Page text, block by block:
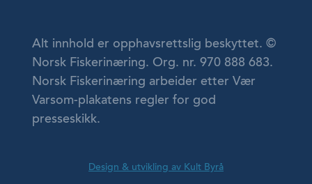
Alt innhold er opphavsrettslig beskyttet. ©
Norsk Fiskerinæring. Org. nr. 970 888 683.
Norsk Fiskerinæring arbeider etter Vær
Varsom-plakatens regler for god
presseskikk.
Design & utvikling av Kult Byrå